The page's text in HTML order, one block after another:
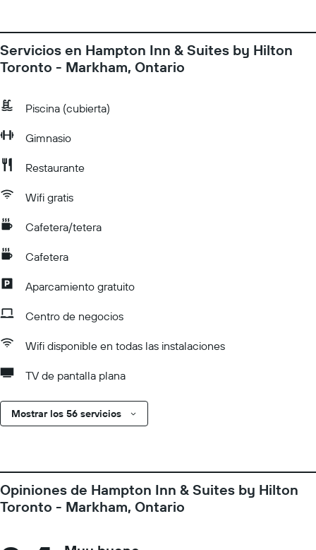
Servicios en Hampton Inn & Suites by Hilton
Toronto - Markham, Ontario
Piscina (cubierta)
Gimnasio
Restaurante
Wifi gratis
Cafetera/tetera
Cafetera
Aparcamiento gratuito
Centro de negocios
Wifi disponible en todas las instalaciones
TV de pantalla plana
Mostrar los 56 servicios
Opiniones de Hampton Inn & Suites by Hilton
Toronto - Markham, Ontario